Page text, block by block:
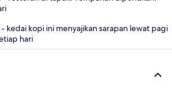
kedai kopi ini menyajikan sarapan lewat pagi
hari